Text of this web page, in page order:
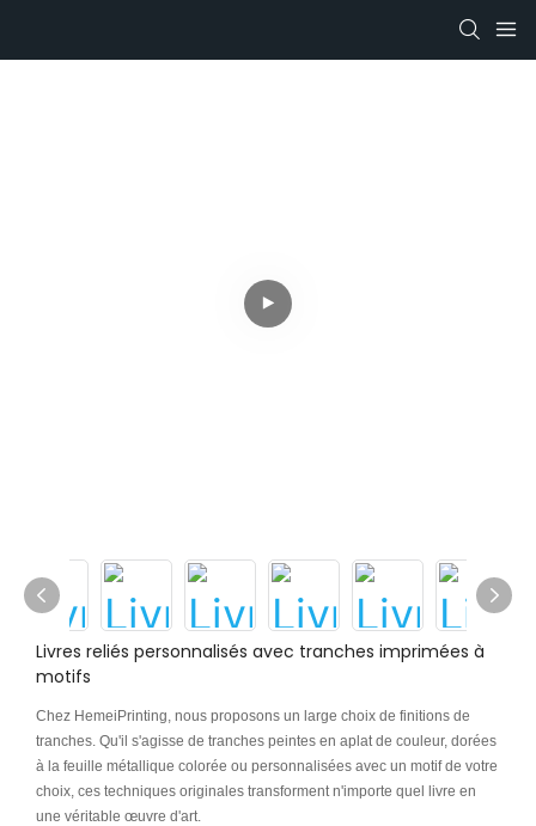
Livres reliés personnalisés avec tranches imprimées à
motifs
Chez HemeiPrinting, nous proposons un large choix de finitions de
tranches. Qu'il s'agisse de tranches peintes en aplat de couleur, dorées
à la feuille métallique colorée ou personnalisées avec un motif de votre
choix, ces techniques originales transforment n'importe quel livre en
une véritable œuvre d'art.